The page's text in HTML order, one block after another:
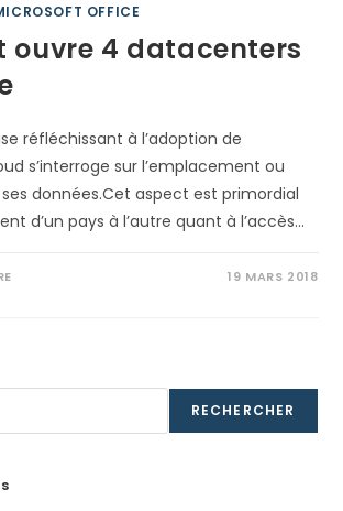
FRANCE?
OFFICE
ouvre 4 datacenters
réfléchissant à l’adoption de
s’interroge sur l’emplacement ou
données.Cet aspect est primordial
d’un pays à l’autre quant à l’accès…
19 MARS 2018
RECHERCHER